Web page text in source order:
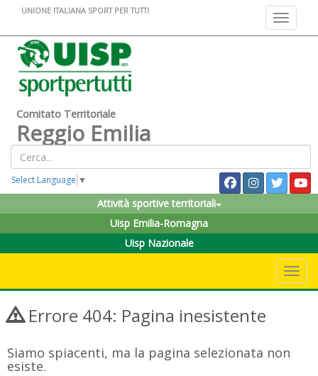
Toggle
UNIONE ITALIANA SPORT PER TUTTI
Comitato Territoriale
Reggio Emilia
Select Language ▼
Attività sportive territoriali
Uisp Emilia-Romagna
Uisp Nazionale
Errore 404: Pagina inesistente
Siamo spiacenti, ma la pagina selezionata non
esiste.